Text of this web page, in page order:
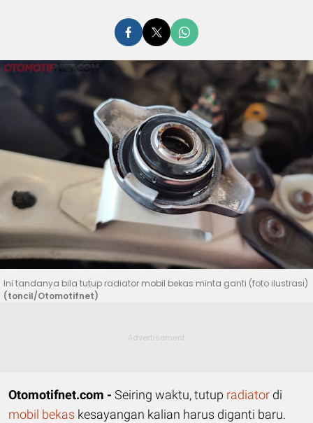
Ini tandanya bila tutup radiator mobil bekas minta ganti (foto ilustrasi)
(toncil/Otomotifnet)
Otomotifnet.com - Seiring waktu, tutup radiator di
mobil bekas kesayangan kalian harus diganti baru.